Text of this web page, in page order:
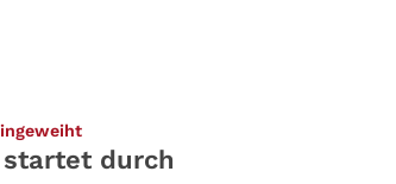
:
startet durch